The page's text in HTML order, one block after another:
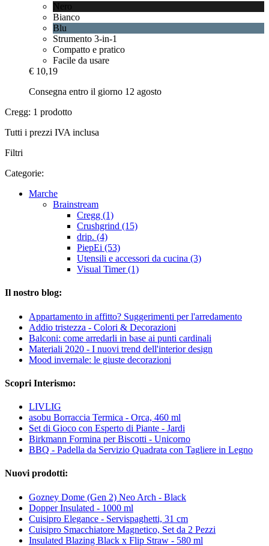
Nero
Bianco
Blu
Strumento 3-in-1
Compatto e pratico
Facile da usare
€ 10,19
Consegna entro il giorno 12 agosto
Cregg: 1 prodotto
Tutti i prezzi IVA inclusa
Filtri
Categorie:
Marche
Brainstream
Cregg (1)
Crushgrind (15)
drip. (4)
PiepEi (53)
Utensili e accessori da cucina (3)
Visual Timer (1)
Il nostro blog:
Appartamento in affitto? Suggerimenti per l'arredamento
Addio tristezza - Colori & Decorazioni
Balconi: come arredarli in base ai punti cardinali
Materiali 2020 - I nuovi trend dell'interior design
Mood invernale: le giuste decorazioni
Scopri Interismo:
LIVLIG
asobu Borraccia Termica - Orca, 460 ml
Set di Gioco con Esperto di Piante - Jardi
Birkmann Formina per Biscotti - Unicorno
BBQ - Padella da Servizio Quadrata con Tagliere in Legno
Nuovi prodotti:
Gozney Dome (Gen 2) Neo Arch - Black
Dopper Insulated - 1000 ml
Cuisipro Elegance - Servispaghetti, 31 cm
Cuisipro Smacchiatore Magnetico, Set da 2 Pezzi
Insulated Blazing Black x Flip Straw - 580 ml